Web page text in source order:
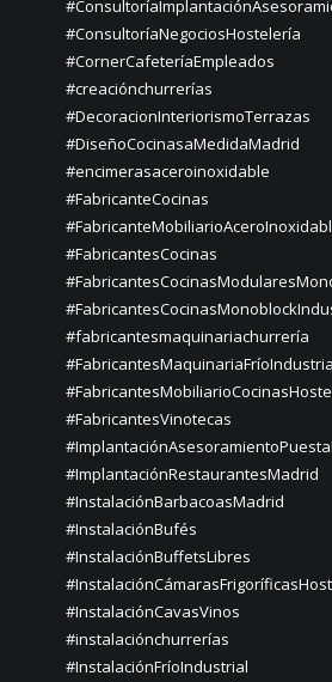
#ConsultoríaNegociosHostelería
#CornerCafeteríaEmpleados
#creaciónchurrerías
#DecoracionInteriorismoTerrazas
#DiseñoCocinasaMedidaMadrid
#encimerasaceroinoxidable
#FabricanteCocinas
#FabricantesCocinas
#fabricantesmaquinariachurrería
#FabricantesVinotecas
#ImplantaciónRestaurantesMadrid
#InstalaciónBarbacoasMadrid
#InstalaciónBufés
#InstalaciónBuffetsLibres
#InstalaciónCavasVinos
#instalaciónchurrerías
#InstalaciónFríoIndustrial